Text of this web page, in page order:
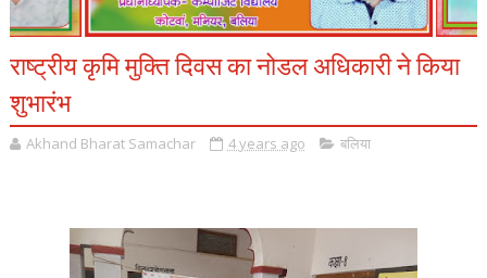
राष्ट्रीय कृमि मुक्ति दिवस का नोडल अधिकारी ने किया
शुभारंभ
Akhand Bharat Samachar 4 years ago बलिया